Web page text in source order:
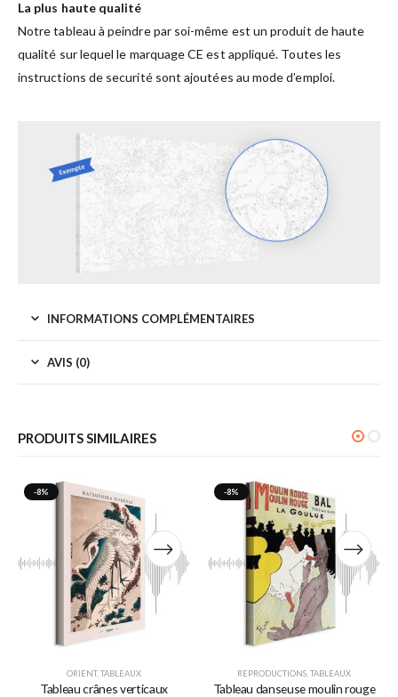
La plus haute qualité
Notre tableau à peindre par soi-même est un produit de haute
qualité sur lequel le marquage CE est appliqué. Toutes les
instructions de securité sont ajoutées au mode d’emploi.
INFORMATIONS COMPLÉMENTAIRES
AVIS (0)
PRODUITS SIMILAIRES
-8%
ORIENT, TABLEAUX
Tableau crânes verticaux
-8%
REPRODUCTIONS TABLEAUX
Tableau danseuse moulin rouge